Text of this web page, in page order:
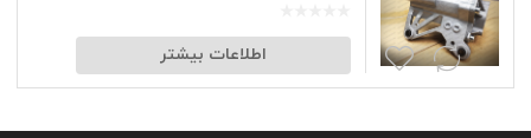
اطلاعات بیشتر